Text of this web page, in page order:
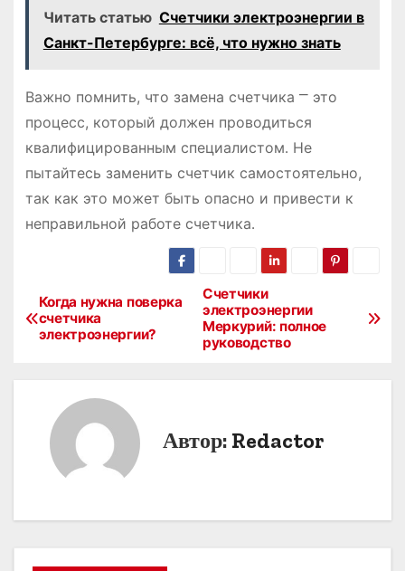
Читать статью Счетчики электроэнергии в
Санкт-Петербурге: всё, что нужно знать
Важно помнить, что замена счетчика ⎻ это
процесс, который должен проводиться
квалифицированным специалистом․ Не
пытайтесь заменить счетчик самостоятельно,
так как это может быть опасно и привести к
неправильной работе счетчика․
Н
ц
Счетчики
электроэнергии
Меркурий: полное
руководство
Когда нужна поверка
счетчика
электроэнергии?
Автор: Redactor